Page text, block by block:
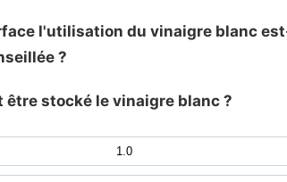
l'utilisation du vinaigre blanc
?
être stocké le vinaigre blanc ?
1.0